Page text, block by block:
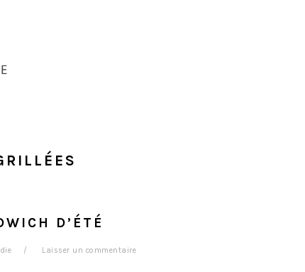
D’ÉTÉ
Laisser un commentaire